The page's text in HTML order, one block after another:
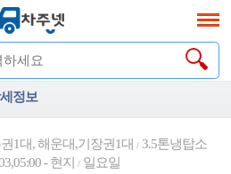
정보
1대, 해운대,기장권1대/ 3.5톤냉탑소
- 현지/ 일요일